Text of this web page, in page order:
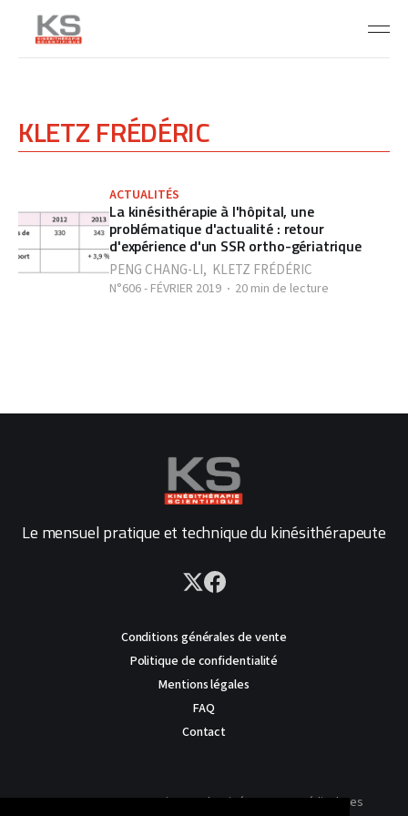
KLETZ FRÉDÉRIC
ACTUALITÉS
La kinésithérapie à l'hôpital, une
problématique d'actualité : retour
d'expérience d'un SSR ortho-gériatrique
PENG CHANG-LI, KLETZ FRÉDÉRIC
N°606 - FÉVRIER 2019 20 min de lecture
Le mensuel pratique et technique du kinésithérapeute
Conditions générales de vente
Politique de confidentialité
Mentions légales
FAQ
Contact
AVERTISSEMENT : Ce site est destiné au corps médical. Les